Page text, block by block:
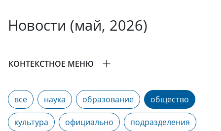
Новости (май, 2026)
КОНТЕКСТНОЕ МЕНЮ
все наука образование общество
культура официально подразделения